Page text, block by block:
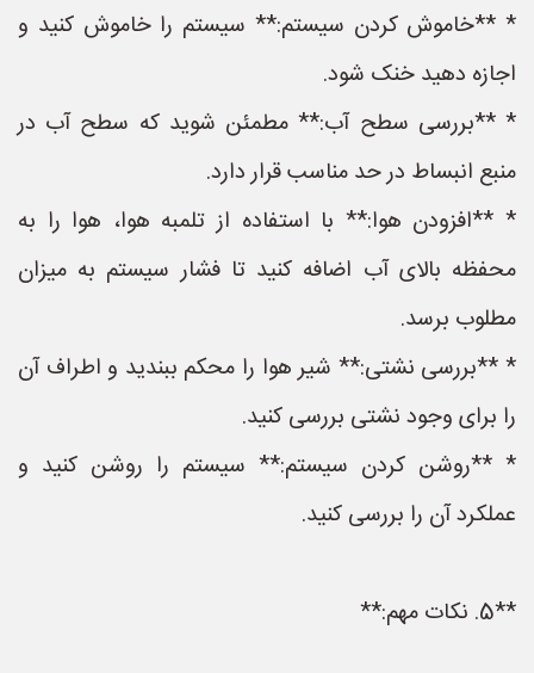
* **خاموش کردن سیستم:** سیستم را خاموش کنید و
اجازه دهید خنک شود.
* **بررسی سطح آب:** مطمئن شوید که سطح آب در
منبع انبساط در حد مناسب قرار دارد.
* **افزودن هوا:** با استفاده از تلمبه هوا، هوا را به
محفظه بالای آب اضافه کنید تا فشار سیستم به میزان
مطلوب برسد.
* **بررسی نشتی:** شیر هوا را محکم ببندید و اطراف آن
را برای وجود نشتی بررسی کنید.
* **روشن کردن سیستم:** سیستم را روشن کنید و
عملکرد آن را بررسی کنید.
**5. نکات مهم:**